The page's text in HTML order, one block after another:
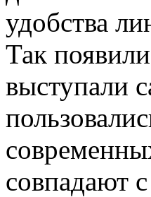
удобства
Так
выступали
совпадают